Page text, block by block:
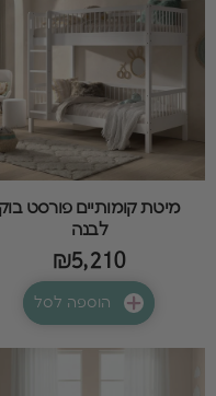
מיטת קומותיים פורסט בוק
לבנה
₪5,210
הוספה לסל